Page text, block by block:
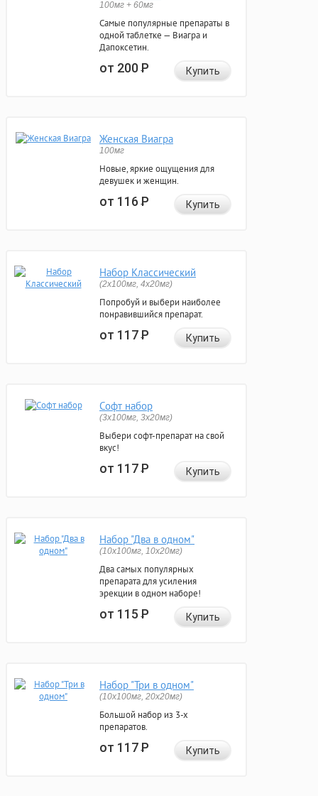
100мг + 60мг
Самые популярные препараты в
одной таблетке — Виагра и
Дапоксетин.
от 200Р Купить
Женская Виагра
100мг
Новые, яркие ощущения для
девушек и женщин.
от 116Р Купить
Набор Классический
(2x100мг, 4x20мг)
Попробуй и выбери наиболее
понравившийся препарат.
от 117Р Купить
Софт набор
(3x100мг, 3x20мг)
Выбери софт-препарат на свой
вкус!
от 117Р Купить
Набор "Два в одном"
(10x100мг, 10x20мг)
Два самых популярных
препарата для усиления
эрекции в одном наборе!
от 115Р Купить
Набор "Три в одном"
(10x100мг, 20x20мг)
Большой набор из 3-х
препаратов.
от 117Р Купить